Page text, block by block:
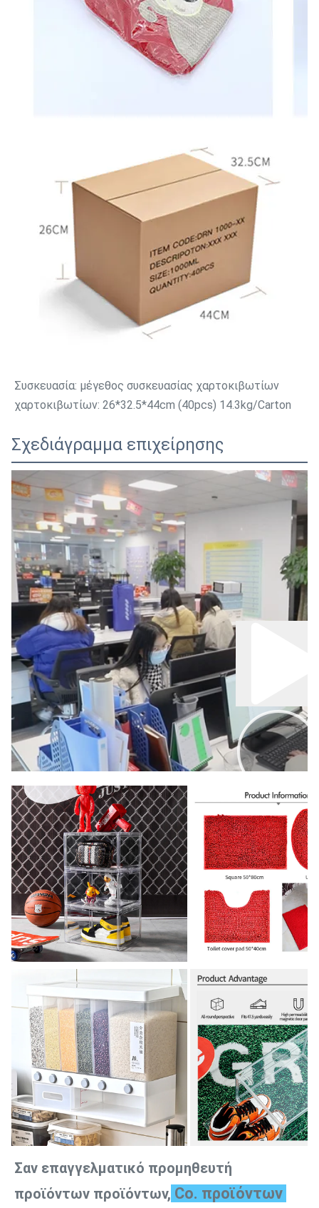
Συσκευασία: μέγεθος συσκευασίας χαρτοκιβωτίων
χαρτοκιβωτίων: 26*32.5*44cm (40pcs) 14.3kg/Carton
Σχεδιάγραμμα επιχείρησης
00:00
02:00
Σαν επαγγελματικό προμηθευτή
προϊόντων προϊόντων, Co. προϊόντων